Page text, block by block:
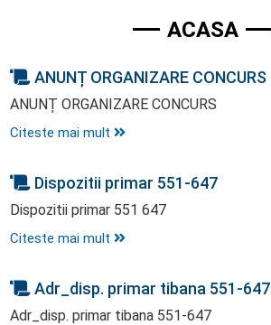
ACASA
ANUNȚ ORGANIZARE CONCURS
ANUNȚ ORGANIZARE CONCURS
Citeste mai mult
Dispozitii primar 551-647
Dispozitii primar 551 647
Citeste mai mult
Adr_disp. primar tibana 551-647
Adr_disp. primar tibana 551-647